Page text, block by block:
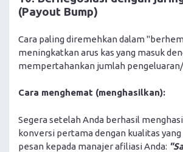
(Payout Bump)
Cara paling diremehkan dalam
meningkatkan arus kas yang masuk
mempertahankan jumlah pengeluaran/
Cara menghemat (menghasilkan):
Segera setelah Anda berhasil
konversi pertama dengan kualitas
pesan kepada manajer afiliasi Anda: